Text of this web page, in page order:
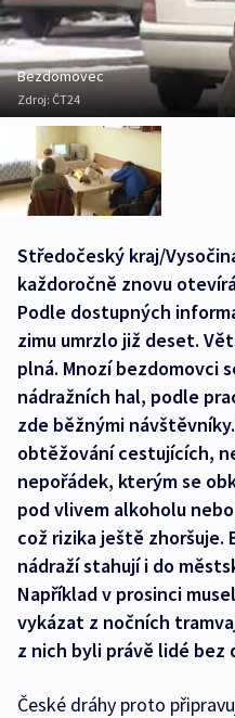
Bezdomovec
Zdroj: ČT24
Středočeský kraj/
každoročně znovu
Podle dostupných
zimu umrzlo již deset.
plná. Mnozí bezdomovci
nádražních hal, podle
zde běžnými
obtěžování cestujících,
nepořádek, kterým se
pod vlivem alkoholu
což rizika ještě zhoršuje.
nádraží stahují i do
Například v prosinci
vykázat z nočních
z nich byli právě lidé bez
České dráhy proto